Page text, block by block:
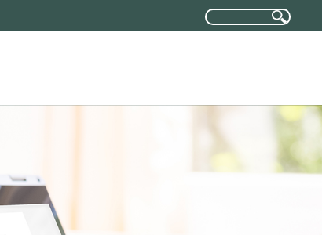
下載專區 與我們聯絡